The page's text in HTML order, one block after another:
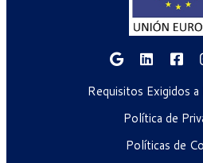
Requisitos Exigidos
Política de
Políticas de